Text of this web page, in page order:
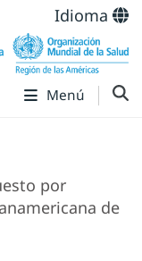
Idioma
Menú
por
de